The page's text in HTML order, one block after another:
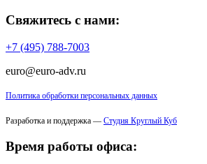
Свяжитесь с нами:
+7 (495) 788-7003
euro@euro-adv.ru
Политика обработки персональных данных
Разработка и поддержка — Студия Круглый Куб
Время работы офиса: